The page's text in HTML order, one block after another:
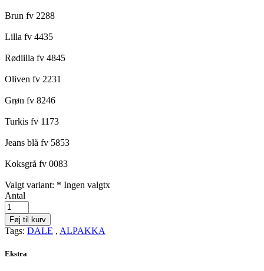
Brun fv 2288
Lilla fv 4435
Rødlilla fv 4845
Oliven fv 2231
Grøn fv 8246
Turkis fv 1173
Jeans blå fv 5853
Koksgrå fv 0083
Valgt variant: * Ingen valgtx
Antal
Føj til kurv
Tags: DALE , ALPAKKA
Ekstra